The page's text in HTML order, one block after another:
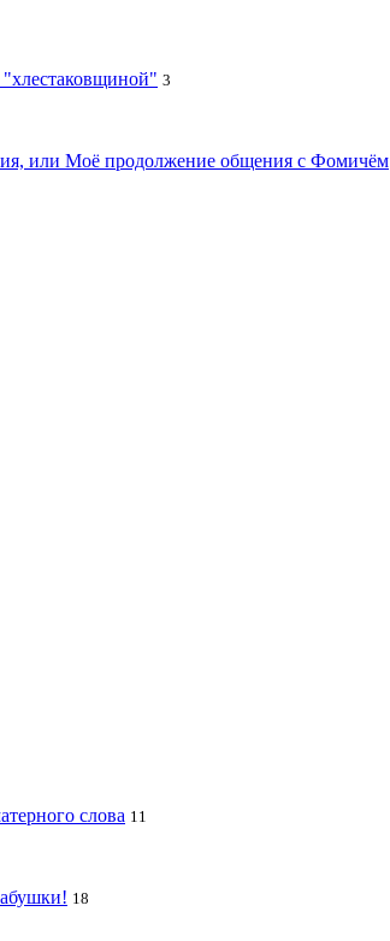
3
или Моё продолжение общения с Фомичём
слова 11
18